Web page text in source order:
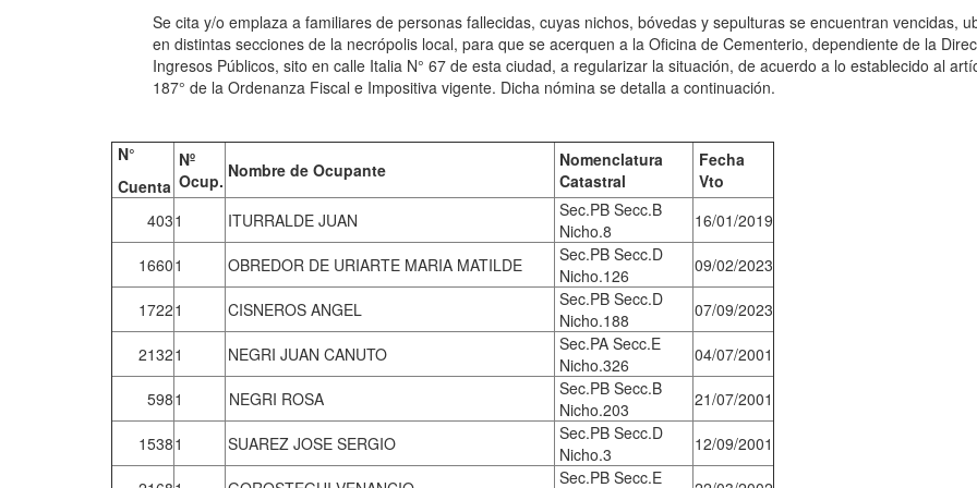
Se cita y/o emplaza a familiares de personas fallecidas, cuyas nichos, bóvedas y sepulturas se encuentran vencidas,
en distintas secciones de la necrópolis local, para que se acerquen a la Oficina de Cementerio, dependiente de la
Ingresos Públicos, sito en calle Italia N° 67 de esta ciudad, a regularizar la situación, de acuerdo a lo establecido al
187° de la Ordenanza Fiscal e Impositiva vigente. Dicha nómina se detalla a continuación.
N°
Cuenta
Nº
Ocup. Nombre de Ocupante
Nomenclatura
Catastral
Fecha
Vto
4031 ITURRALDE JUAN
Sec.PB Secc.B
Nicho.8
16/01/2019
16601 OBREDOR DE URIARTE MARIA MATILDE
Sec.PB Secc.D
Nicho.126
09/02/2023
17221 CISNEROS ANGEL
Sec.PB Secc.D
Nicho.188
07/09/2023
21321 NEGRI JUAN CANUTO
Sec.PA Secc.E
Nicho.326
04/07/2001
5981 NEGRI ROSA
Sec.PB Secc.B
Nicho.203
21/07/2001
15381 SUAREZ JOSE SERGIO
Sec.PB Secc.D
Nicho.3
12/09/2001
Sec.PB Secc.E